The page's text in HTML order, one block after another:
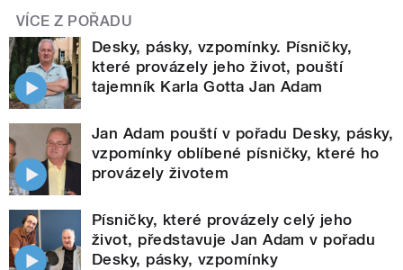
VÍCE Z POŘADU
Desky, pásky, vzpomínky. Písničky,
které provázely jeho život, pouští
tajemník Karla Gotta Jan Adam
Jan Adam pouští v pořadu Desky, pásky,
vzpomínky oblíbené písničky, které ho
provázely životem
Písničky, které provázely celý jeho
život, představuje Jan Adam v pořadu
Desky, pásky, vzpomínky